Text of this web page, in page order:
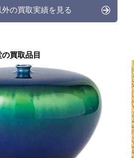
外の買取実績を見る
の買取品目